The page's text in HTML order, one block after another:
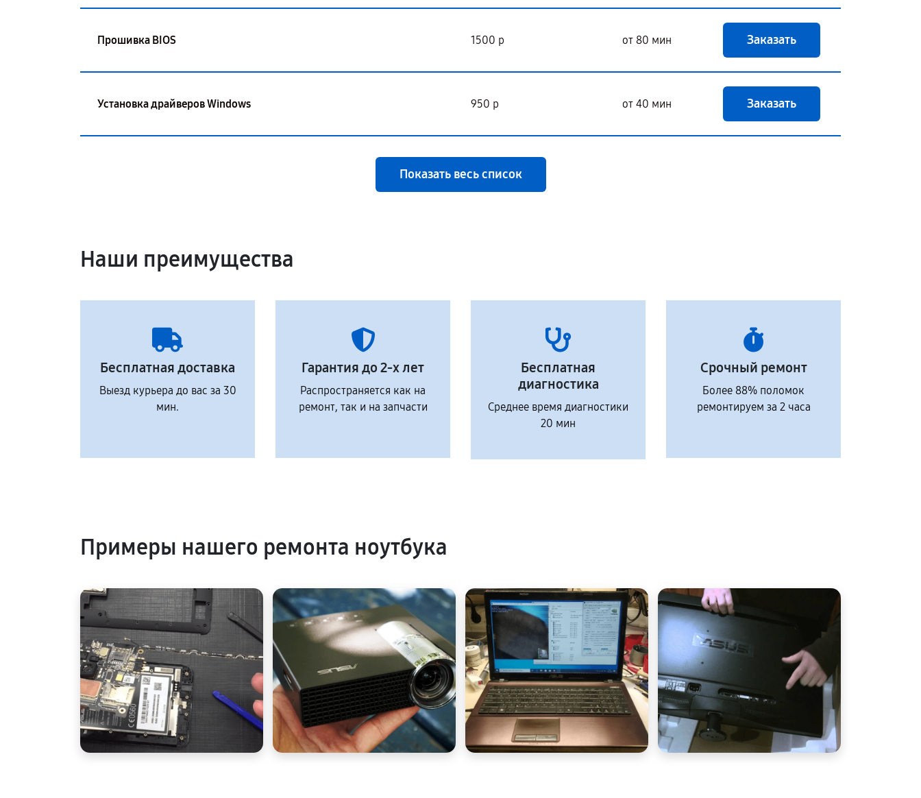
Прошивка BIOS 1500 р от 80 мин Заказать
Установка драйверов Windows 950 р от 40 мин Заказать
Показать весь список
Наши преимущества
Бесплатная доставка
Выезд курьера до вас за 30
мин.
Гарантия до 2-х лет
Распространяется как на
ремонт, так и на запчасти
Бесплатная
диагностика
Среднее время диагностики
20 мин
Срочный ремонт
Более 88% поломок
ремонтируем за 2 часа
Примеры нашего ремонта ноутбука